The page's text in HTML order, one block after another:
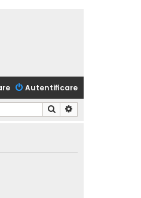
Autentificare
Căutare